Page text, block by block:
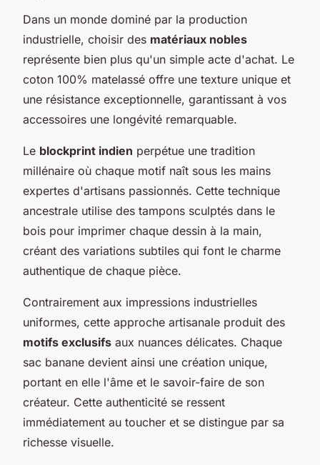
Dans un monde dominé par la production
industrielle, choisir des matériaux nobles
représente bien plus qu'un simple acte d'achat. Le
coton 100% matelassé offre une texture unique et
une résistance exceptionnelle, garantissant à vos
accessoires une longévité remarquable.
Le blockprint indien perpétue une tradition
millénaire où chaque motif naît sous les mains
expertes d'artisans passionnés. Cette technique
ancestrale utilise des tampons sculptés dans le
bois pour imprimer chaque dessin à la main,
créant des variations subtiles qui font le charme
authentique de chaque pièce.
Contrairement aux impressions industrielles
uniformes, cette approche artisanale produit des
motifs exclusifs aux nuances délicates. Chaque
sac banane devient ainsi une création unique,
portant en elle l'âme et le savoir-faire de son
créateur. Cette authenticité se ressent
immédiatement au toucher et se distingue par sa
richesse visuelle.